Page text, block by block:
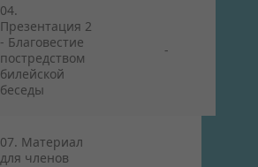
04.
Презентация 2
- Благовестие
постредством
билейской
беседы
-
07. Материал
для членов